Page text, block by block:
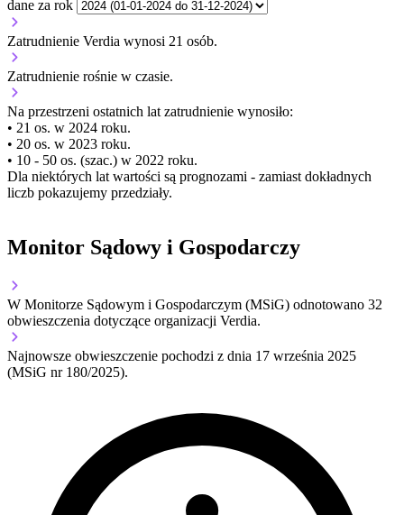
dane za rok
Zatrudnienie Verdia wynosi 21 osób.
Zatrudnienie rośnie w czasie.
Na przestrzeni ostatnich lat zatrudnienie wynosiło:
• 21 os. w 2024 roku.
• 20 os. w 2023 roku.
• 10 - 50 os. (szac.) w 2022 roku.
Dla niektórych lat wartości są prognozami - zamiast dokładnych
liczb pokazujemy przedziały.
Monitor Sądowy i Gospodarczy
W Monitorze Sądowym i Gospodarczym (MSiG) odnotowano 32
obwieszczenia dotyczące organizacji Verdia.
Najnowsze obwieszczenie pochodzi z dnia 17 września 2025
(MSiG nr 180/2025).